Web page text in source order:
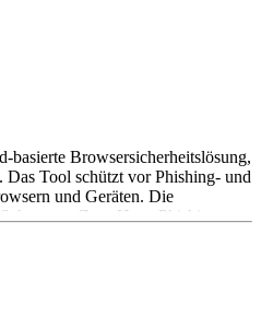
basierte Browsersicherheitslösung,
Das Tool schützt vor Phishing- und
und Geräten. Die
vor Zero-Hour-Phishing,
die Isolierung von Remote-
erhältlich.